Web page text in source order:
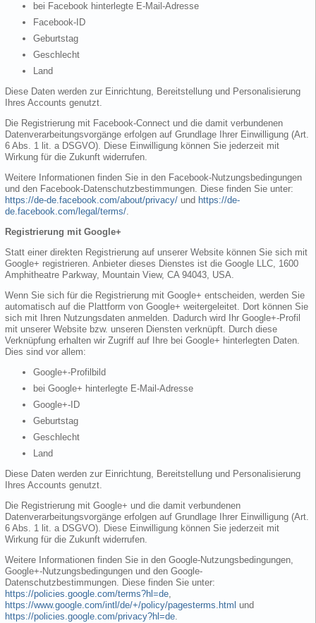
bei Facebook hinterlegte E-Mail-Adresse
Facebook-ID
Geburtstag
Geschlecht
Land
Diese Daten werden zur Einrichtung, Bereitstellung und Personalisierung
Ihres Accounts genutzt.
Die Registrierung mit Facebook-Connect und die damit verbundenen
Datenverarbeitungsvorgänge erfolgen auf Grundlage Ihrer Einwilligung (Art.
6 Abs. 1 lit. a DSGVO). Diese Einwilligung können Sie jederzeit mit
Wirkung für die Zukunft widerrufen.
Weitere Informationen finden Sie in den Facebook-Nutzungsbedingungen
und den Facebook-Datenschutzbestimmungen. Diese finden Sie unter:
https://de-de.facebook.com/about/privacy/ und https://de-
de.facebook.com/legal/terms/.
Registrierung mit Google+
Statt einer direkten Registrierung auf unserer Website können Sie sich mit
Google+ registrieren. Anbieter dieses Dienstes ist die Google LLC, 1600
Amphitheatre Parkway, Mountain View, CA 94043, USA.
Wenn Sie sich für die Registrierung mit Google+ entscheiden, werden Sie
automatisch auf die Plattform von Google+ weitergeleitet. Dort können Sie
sich mit Ihren Nutzungsdaten anmelden. Dadurch wird Ihr Google+-Profil
mit unserer Website bzw. unseren Diensten verknüpft. Durch diese
Verknüpfung erhalten wir Zugriff auf Ihre bei Google+ hinterlegten Daten.
Dies sind vor allem:
Google+-Profilbild
bei Google+ hinterlegte E-Mail-Adresse
Google+-ID
Geburtstag
Geschlecht
Land
Diese Daten werden zur Einrichtung, Bereitstellung und Personalisierung
Ihres Accounts genutzt.
Die Registrierung mit Google+ und die damit verbundenen
Datenverarbeitungsvorgänge erfolgen auf Grundlage Ihrer Einwilligung (Art.
6 Abs. 1 lit. a DSGVO). Diese Einwilligung können Sie jederzeit mit
Wirkung für die Zukunft widerrufen.
Weitere Informationen finden Sie in den Google-Nutzungsbedingungen,
Google+-Nutzungsbedingungen und den Google-
Datenschutzbestimmungen. Diese finden Sie unter:
https://policies.google.com/terms?hl=de,
https://www.google.com/intl/de/+/policy/pagesterms.html und
https://policies.google.com/privacy?hl=de.